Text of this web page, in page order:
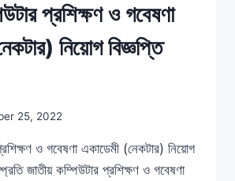
প্রশিক্ষণ ও গবেষণা
নিয়োগ বিজ্ঞপ্তি
25, 2022
ও গবেষণা একাডেমী (নেকটার) নিয়োগ
জাতীয় কম্পিউটার প্রশিক্ষণ ও গবেষণা